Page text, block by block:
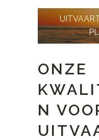
ONZE
N